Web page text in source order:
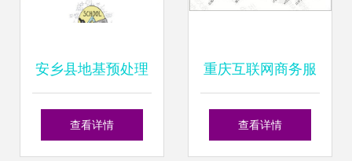
安乡县地基预处理
工程投标书免费咨
查看详情
重庆互联网商务服
务咨询策划行业优
查看详情